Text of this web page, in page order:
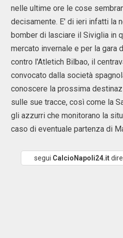
nelle ultime ore le cose
decisamente. E' di ieri infatti la
bomber di lasciare il Siviglia in
mercato invernale e per la gara
contro l'Atletich Bilbao, il
convocato dalla società
conoscere la prossima
sulle sue tracce, così come la
gli azzurri che monitorano la
caso di eventuale partenza di
segui CalcioNapoli24.it